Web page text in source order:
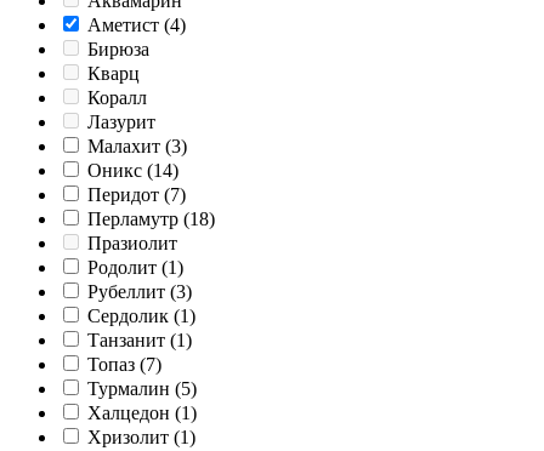
Аметист (4)
Бирюза
Кварц
Коралл
Лазурит
Малахит (3)
Оникс (14)
Перидот (7)
Перламутр (18)
Празиолит
Родолит (1)
Рубеллит (3)
Сердолик (1)
Танзанит (1)
Топаз (7)
Турмалин (5)
Халцедон (1)
Хризолит (1)